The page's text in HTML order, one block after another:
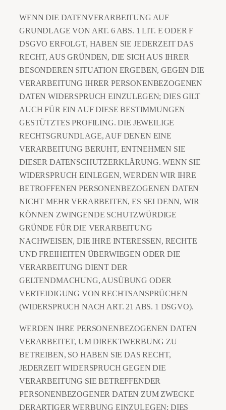
WENN DIE DATENVERARBEITUNG AUF
GRUNDLAGE VON ART. 6 ABS. 1 LIT. E ODER F
DSGVO ERFOLGT, HABEN SIE JEDERZEIT DAS
RECHT, AUS GRÜNDEN, DIE SICH AUS IHRER
BESONDEREN SITUATION ERGEBEN, GEGEN DIE
VERARBEITUNG IHRER PERSONENBEZOGENEN
DATEN WIDERSPRUCH EINZULEGEN; DIES GILT
AUCH FÜR EIN AUF DIESE BESTIMMUNGEN
GESTÜTZTES PROFILING. DIE JEWEILIGE
RECHTSGRUNDLAGE, AUF DENEN EINE
VERARBEITUNG BERUHT, ENTNEHMEN SIE
DIESER DATENSCHUTZERKLÄRUNG. WENN SIE
WIDERSPRUCH EINLEGEN, WERDEN WIR IHRE
BETROFFENEN PERSONENBEZOGENEN DATEN
NICHT MEHR VERARBEITEN, ES SEI DENN, WIR
KÖNNEN ZWINGENDE SCHUTZWÜRDIGE
GRÜNDE FÜR DIE VERARBEITUNG
NACHWEISEN, DIE IHRE INTERESSEN, RECHTE
UND FREIHEITEN ÜBERWIEGEN ODER DIE
VERARBEITUNG DIENT DER
GELTENDMACHUNG, AUSÜBUNG ODER
VERTEIDIGUNG VON RECHTSANSPRÜCHEN
(WIDERSPRUCH NACH ART. 21 ABS. 1 DSGVO).
WERDEN IHRE PERSONENBEZOGENEN DATEN
VERARBEITET, UM DIREKTWERBUNG ZU
BETREIBEN, SO HABEN SIE DAS RECHT,
JEDERZEIT WIDERSPRUCH GEGEN DIE
VERARBEITUNG SIE BETREFFENDER
PERSONENBEZOGENER DATEN ZUM ZWECKE
DERARTIGER WERBUNG EINZULEGEN; DIES